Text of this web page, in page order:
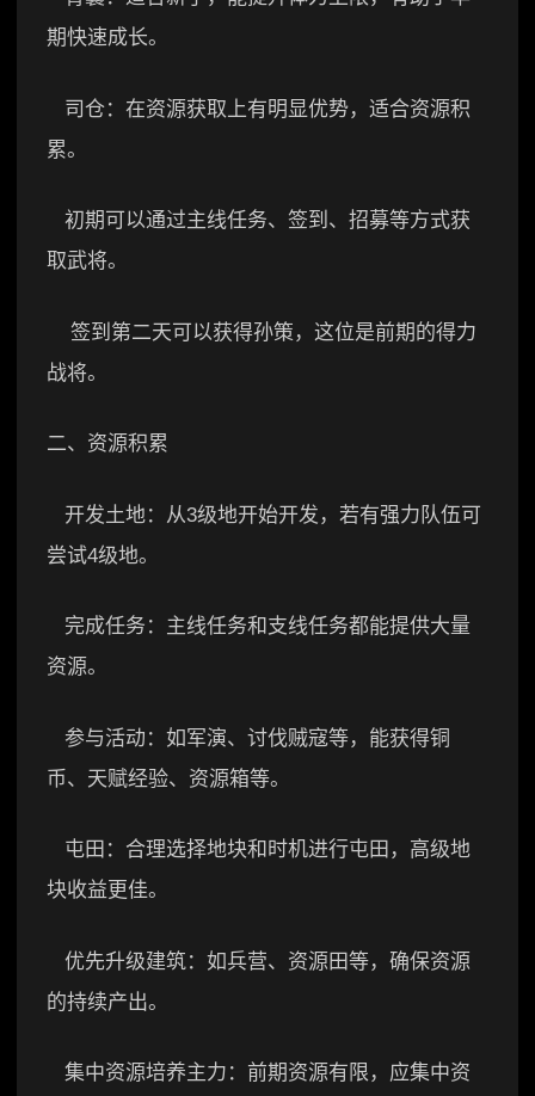
期快速成长。
司仓：在资源获取上有明显优势，适合资源积
累。
初期可以通过主线任务、签到、招募等方式获
取武将。
签到第二天可以获得孙策，这位是前期的得力
战将。
二、资源积累
开发土地：从3级地开始开发，若有强力队伍可
尝试4级地。
完成任务：主线任务和支线任务都能提供大量
资源。
参与活动：如军演、讨伐贼寇等，能获得铜
币、天赋经验、资源箱等。
屯田：合理选择地块和时机进行屯田，高级地
块收益更佳。
优先升级建筑：如兵营、资源田等，确保资源
的持续产出。
集中资源培养主力：前期资源有限，应集中资